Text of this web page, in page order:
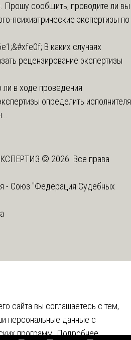
Прошу сообщить, проводите ли вы
психиатрические экспертизы по
В каких случаях
рецензирование экспертизы
в ходе проведения
определить исполнителя
© 2026. Все права
- Союз "Федерация Судебных
сайта вы соглашаетесь с тем,
персональные данные с
программ.Подробнее